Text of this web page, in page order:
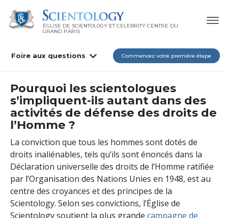
ÉGLISE DE SCIENTOLOGY ET CELEBRITY CENTRE DU
GRAND PARIS
Foire aux questions Commencez votre première étape
Pourquoi les scientologues
s’impliquent-ils autant dans des
activités de défense des droits de
l’Homme ?
La conviction que tous les hommes sont dotés de
droits inaliénables, tels qu’ils sont énoncés dans la
Déclaration universelle des droits de l’Homme ratifiée
par l’Organisation des Nations Unies en 1948, est au
centre des croyances et des principes de la
Scientology. Selon ses convictions, l’Église de
Scientology soutient la plus grande campagne de